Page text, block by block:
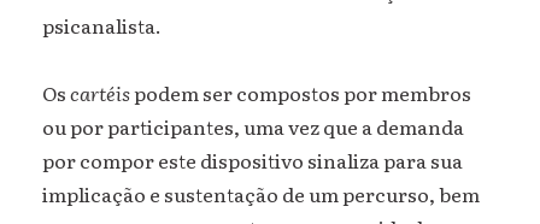
psicanalista.
Oscartéispodem ser compostos por membros
ou por participantes, uma vez que a demanda
por compor este dispositivo sinaliza para sua
implicação e sustentação de um percurso, bem